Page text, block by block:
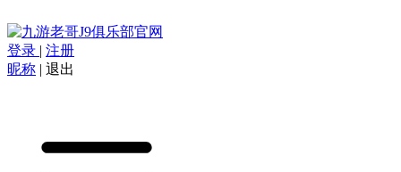
登录 | 注册
昵称 | 退出